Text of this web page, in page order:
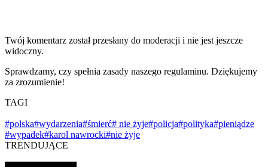
Twój komentarz został przesłany do moderacji i nie jest jeszcze
widoczny.
Sprawdzamy, czy spełnia zasady naszego regulaminu. Dziękujemy
za zrozumienie!
TAGI
#polska#wydarzenia#śmierć# nie żyje#policja#polityka#pieniądze
#wypadek#karol nawrocki#nie żyje
TRENDUJĄCE